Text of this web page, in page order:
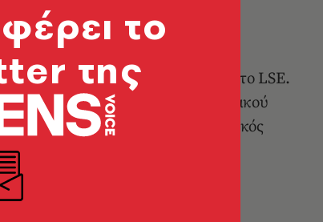
της πολιτικής της υγείας στο LSE.
με καθήκοντα κυβερνητικού
ανέλαβε αμισθί θέση ως κεντρικός
για την αντιμετώπιση της
το
της